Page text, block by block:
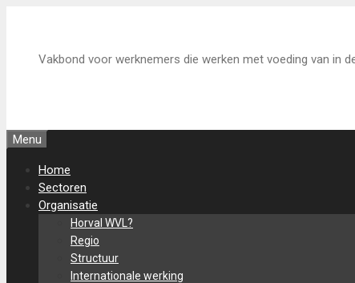
Vakbond voor werknemers die werken met voeding van in
Menu
Home
Sectoren
Organisatie
Horval WVL?
Regio
Structuur
Internationale werking